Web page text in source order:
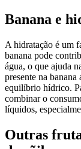
Banana e
A hidratação é um
banana pode
água, o que ajuda
presente na
equilíbrio hídrico.
combinar o
líquidos,
Outras